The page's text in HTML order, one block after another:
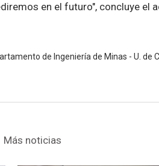
en el futuro", concluye el
de Ingeniería de Minas - U. de
Más noticias